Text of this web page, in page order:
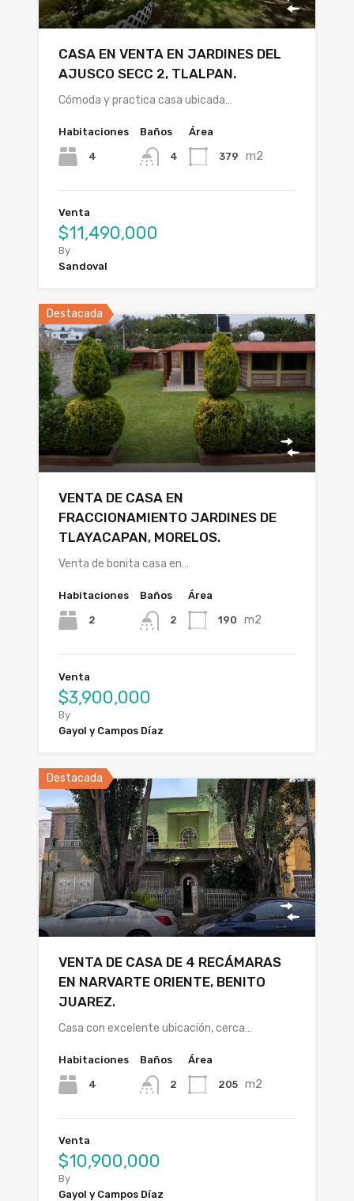
CASA EN VENTA EN JARDINES DEL
AJUSCO SECC 2, TLALPAN.
Cómoda y practica casa ubicada…
Habitaciones
4
Baños
4
Área
379 m2
Venta
$11,490,000
By
Sandoval
Destacada
VENTA DE CASA EN
FRACCIONAMIENTO JARDINES DE
TLAYACAPAN, MORELOS.
Venta de bonita casa en…
Habitaciones
2
Baños
2
Área
190 m2
Venta
$3,900,000
By
Gayol y Campos Díaz
Destacada
VENTA DE CASA DE 4 RECÁMARAS
EN NARVARTE ORIENTE, BENITO
JUAREZ.
Casa con excelente ubicación, cerca…
Habitaciones
4
Baños
2
Área
205 m2
Venta
$10,900,000
By
Gayol y Campos Díaz